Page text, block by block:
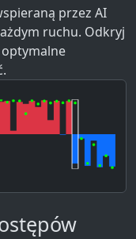
przez AI
ruchu. Odkryj
optymalne